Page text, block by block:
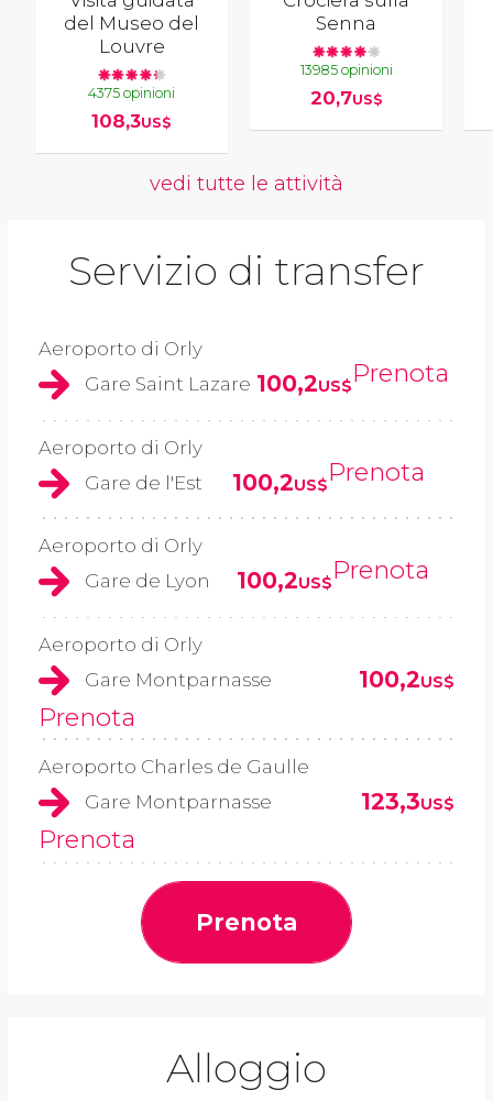
del Museo del
Louvre
4375 opinioni
108,3US$
Senna
13985 opinioni
20,7US$
vedi tutte le attività
Servizio di transfer
Aeroporto di Orly
Gare Saint Lazare 100,2US$Prenota
Aeroporto di Orly
Gare de l'Est
100,2US$Prenota
Aeroporto di Orly
Gare de Lyon
100,2US$Prenota
Aeroporto di Orly
Gare Montparnasse
100,2US$
Prenota
Aeroporto Charles de Gaulle
Gare Montparnasse
123,3US$
Prenota
Prenota
Alloggio